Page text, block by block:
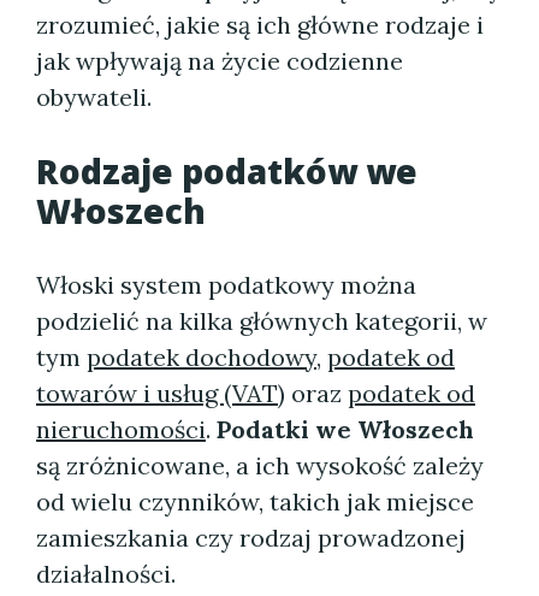
zrozumieć, jakie są ich główne rodzaje i
jak wpływają na życie codzienne
obywateli.
Rodzaje podatków we
Włoszech
Włoski system podatkowy można
podzielić na kilka głównych kategorii, w
tym podatek dochodowy, podatek od
towarów i usług (VAT) oraz podatek od
nieruchomości. Podatki we Włoszech
są zróżnicowane, a ich wysokość zależy
od wielu czynników, takich jak miejsce
zamieszkania czy rodzaj prowadzonej
działalności.